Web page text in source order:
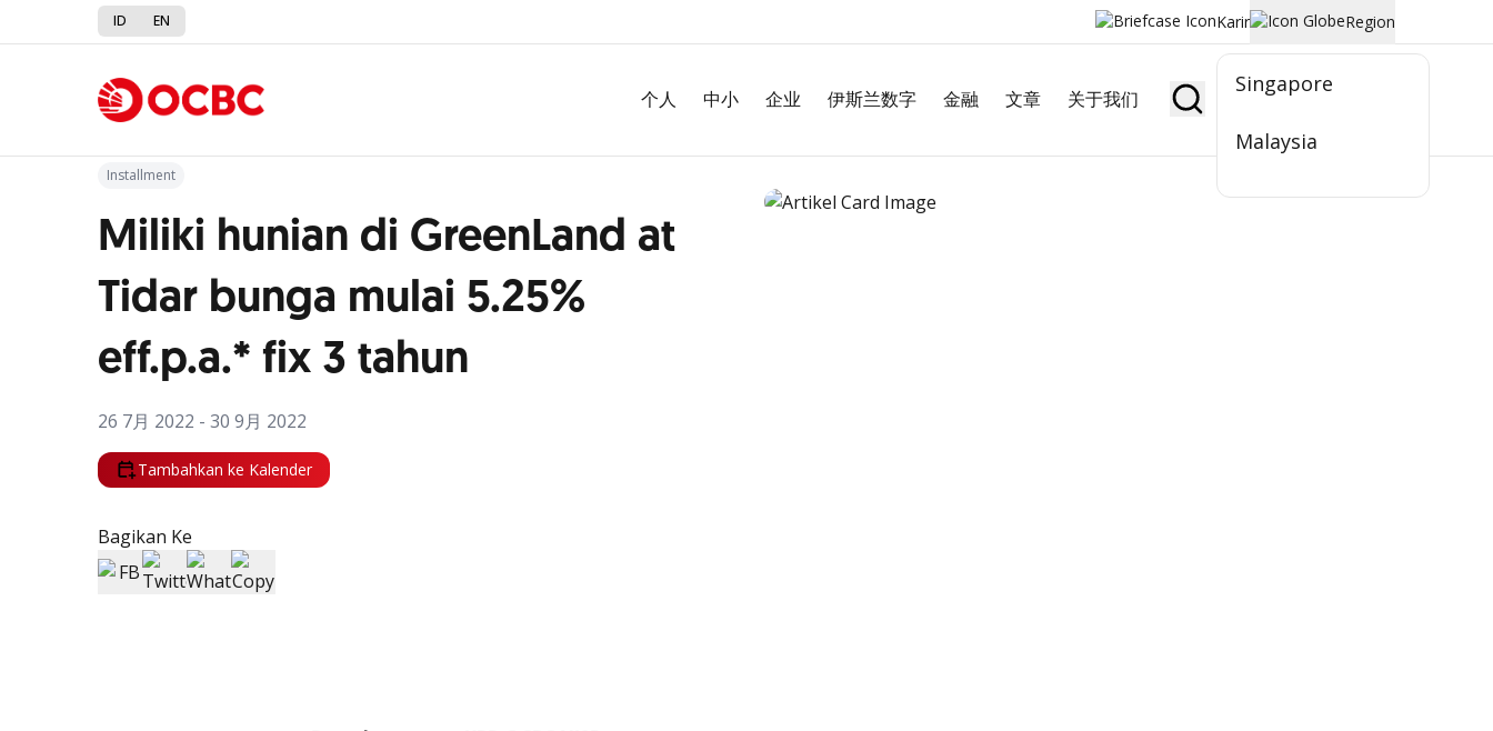
ID EN Karir Region
Singapore
Malaysia
个人 中小 企业 伊斯兰数字 金融 文章 关于我们 Jadi Nasabah
Kembali ke Promo
Installment
Miliki hunian di GreenLand at
Tidar bunga mulai 5.25%
eff.p.a.* fix 3 tahun
26 7月 2022 - 30 9月 2022
Tambahkan ke Kalender
Bagikan Ke